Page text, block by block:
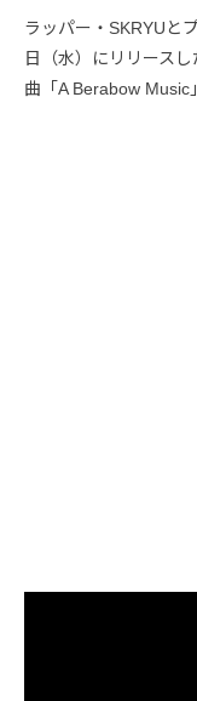
ラッパー・SKRYUと
日（水）にリリース
曲「A Berabow Music